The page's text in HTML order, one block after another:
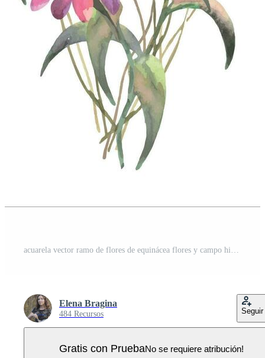
acuarela vector ramo de flores de equinácea flores y campo hierbas. modelo para invitaciones, postales Vector Pro
Elena Bragina
484 Recursos Seguir
Gratis con PruebaNo se requiere atribución!